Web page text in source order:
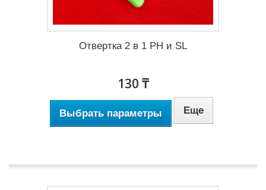
Отвертка 2 в 1 PH и SL
130 ₸
Выбрать параметры Еще